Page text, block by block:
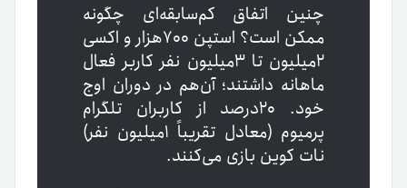
چنین اتفاق کم‌سابقه‌ای چگونه
ممکن است؟ استپن ۷۰۰هزار و اکسی
۲میلیون تا ۳میلیون نفر کاربر فعال
ماهانه داشتند؛ آن‌هم در دوران اوج‌
خود. ۲۰درصد از کاربران تلگرام
پرمیوم (معادل تقریباً ۱میلیون نفر)
نات کوین بازی می‌کنند.